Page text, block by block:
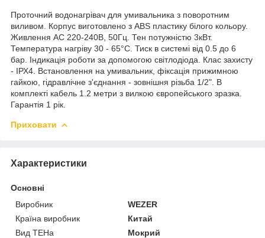
Проточний водонагрівач для умивальника з поворотним
виливом. Корпус виготовлено з ABS пластику білого кольору.
Живлення АС 220-240В, 50Гц. Тен потужністю 3кВт.
Температура нагріву 30 - 65°C. Тиск в системі від 0.5 до 6
бар. Індикація роботи за допомогою світлодіода. Клас захисту
- ІРХ4. Встановлення на умивальник, фіксація прижимною
гайкою, гідравлічне з'єднання - зовнішня різьба 1/2". В
комплекті кабель 1.2 метри з вилкою європейського зразка.
Гарантія 1 рік.
Приховати
Характеристики
Основні
Виробник
WEZER
Країна виробник
Китай
Вид ТЕНа
Мокрий